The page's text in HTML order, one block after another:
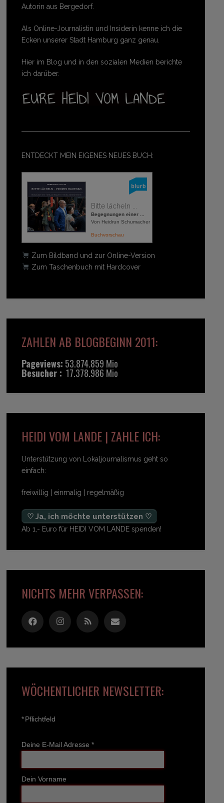
Autorin aus Bergedorf.
Als Online-Journalistin und Insiderin kenne ich die
Ecken unserer Stadt Hamburg ganz genau.
Hier im Blog und in den sozialen Medien berichte
ich darüber.
ENTDECKT MEIN EIGENES NEUES BUCH:
Bitte lächeln ...
Begegnungen einer ...
Von Heidrun Schumacher
Buchvorschau
Zum Bildband und zur Online-Version
Zum Taschenbuch mit Hardcover
ZAHLEN AB BLOGBEGINN 2011:
Pageviews: 53.874.859 Mio
Besucher : 17.378.986 Mio
HEIDI VOM LANDE | ZAHLE ICH:
Unterstützung von Lokaljournalismus geht so
einfach:
freiwillig | einmalig | regelmäßig
♡ Ja, ich möchte unterstützen ♡
Ab 1,- Euro für HEIDI VOM LANDE spenden!
NICHTS MEHR VERPASSEN:
WÖCHENTLICHER NEWSLETTER:
*Pflichtfeld
Deine E-Mail Adresse *
Dein Vorname